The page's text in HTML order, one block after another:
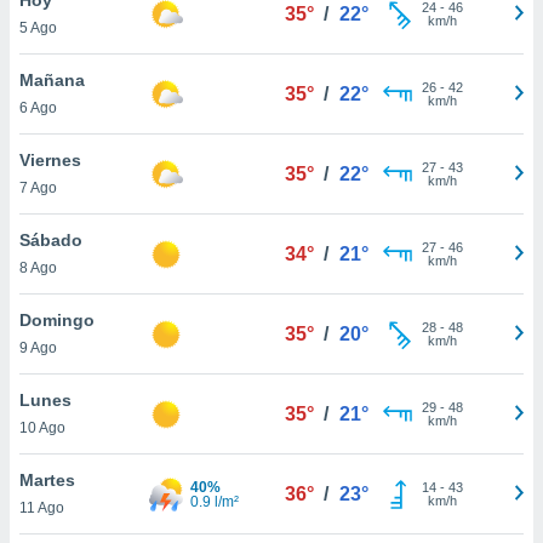
en
más
nuestra
de
cookies
aceptar
5 Ago
35° / 22° 24- 46
km/h
Mañana
6 Ago
35° / 22° 26- 42
km/h
Viernes
7 Ago
35° / 22° 27- 43
km/h
Sábado
8 Ago
34° / 21° 27- 46
km/h
Domingo
9 Ago
35° / 20° 28- 48
km/h
Lunes
10 Ago
35° / 21° 29- 48
km/h
Martes
11 Ago
40%
0.9 l/m²
36° / 23° 14- 43
km/h